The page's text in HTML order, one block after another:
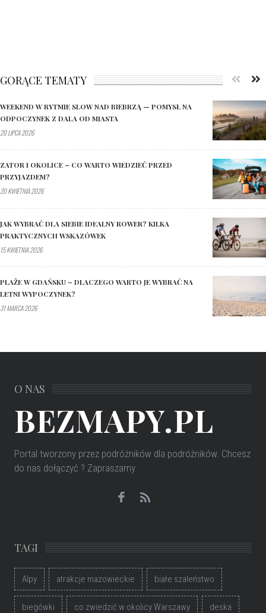
GORĄCE TEMATY
WEEKEND W RYTMIE SLOW NAD BIEBRZĄ — POMYSŁ NA
ODPOCZYNEK Z DALA OD MIASTA
20 LIPCA 2026
ZATOR I OKOLICE – CO WARTO WIEDZIEĆ PRZED
PRZYJAZDEM?
20 KWIETNIA 2026
JAK WYBRAĆ DLA SIEBIE IDEALNY ROWER? KILKA
PRAKTYCZNYCH WSKAZÓWEK
15 KWIETNIA 2026
PLAŻE W GDAŃSKU – DLACZEGO WARTO JE WYBRAĆ NA
LETNI WYPOCZYNEK?
31 MARCA 2026
O NAS
BEZMAPY.PL
Portal tworzony przez podróżników dla podróżników. Chcesz
do nas dołączyć ? Zapraszamy.
TAGI
Alpy atrakcje mazowieckie białe szaleństwo
biegówki co zwiedzić w okolicy Warszawy deska